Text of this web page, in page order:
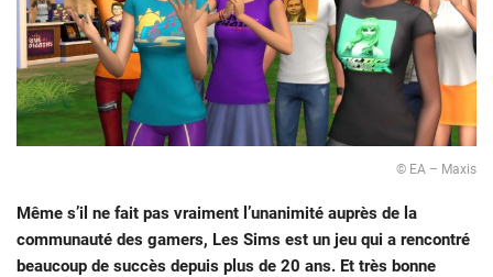
© EA – Maxis
Même s’il ne fait pas vraiment l’unanimité auprès de la
communauté des gamers, Les Sims est un jeu qui a rencontré
beaucoup de succès depuis plus de 20 ans. Et très bonne